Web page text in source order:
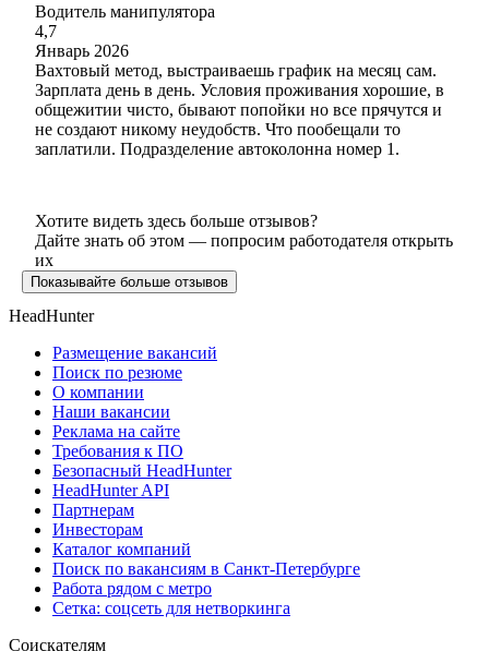
Водитель манипулятора
4,7
Январь 2026
Вахтовый метод, выстраиваешь график на месяц сам.
Зарплата день в день. Условия проживания хорошие, в
общежитии чисто, бывают попойки но все прячутся и
не создают никому неудобств. Что пообещали то
заплатили. Подразделение автоколонна номер 1.
Хотите видеть здесь больше отзывов?
Дайте знать об этом — попросим работодателя открыть
их
Показывайте больше отзывов
HeadHunter
Размещение вакансий
Поиск по резюме
О компании
Наши вакансии
Реклама на сайте
Требования к ПО
Безопасный HeadHunter
HeadHunter API
Партнерам
Инвесторам
Каталог компаний
Поиск по вакансиям в Санкт-Петербурге
Работа рядом с метро
Сетка: соцсеть для нетворкинга
Соискателям